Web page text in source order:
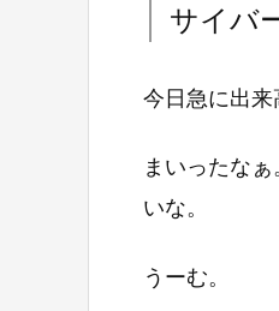
サイバ
今日急に出来
まいったな
いな。
うーむ。